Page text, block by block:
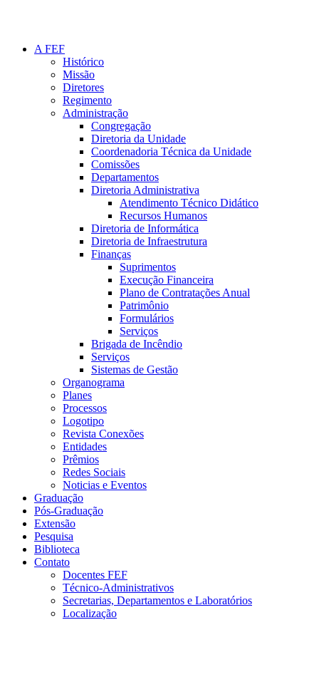
A FEF
Histórico
Missão
Diretores
Regimento
Administração
Congregação
Diretoria da Unidade
Coordenadoria Técnica da Unidade
Comissões
Departamentos
Diretoria Administrativa
Atendimento Técnico Didático
Recursos Humanos
Diretoria de Informática
Diretoria de Infraestrutura
Finanças
Suprimentos
Execução Financeira
Plano de Contratações Anual
Patrimônio
Formulários
Serviços
Brigada de Incêndio
Serviços
Sistemas de Gestão
Organograma
Planes
Processos
Logotipo
Revista Conexões
Entidades
Prêmios
Redes Sociais
Noticias e Eventos
Graduação
Pós-Graduação
Extensão
Pesquisa
Biblioteca
Contato
Docentes FEF
Técnico-Administrativos
Secretarias, Departamentos e Laboratórios
Localização